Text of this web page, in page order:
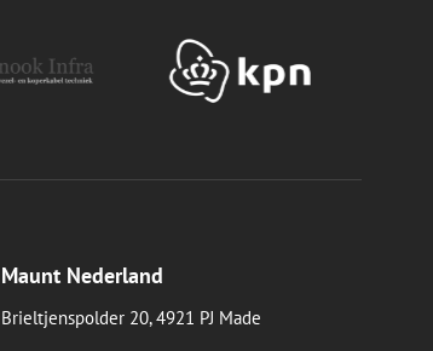
Maunt Nederland
Brieltjenspolder 20, 4921 PJ Made